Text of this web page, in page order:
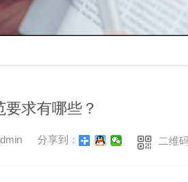
医疗门(医药用系列)
残障门
求有哪些？
分享到： 二维